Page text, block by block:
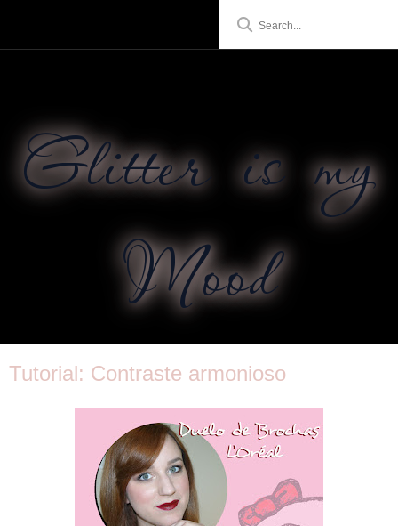
Glitter is my
Mood
Tutorial: Contraste armonioso